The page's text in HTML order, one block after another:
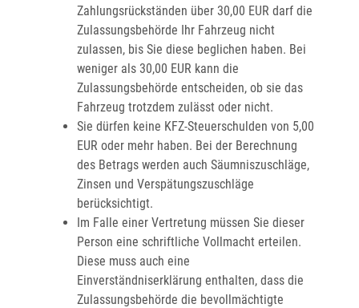
Zahlungsrückständen über 30,00 EUR darf die
Zulassungsbehörde Ihr Fahrzeug nicht
zulassen, bis Sie diese beglichen haben. Bei
weniger als 30,00 EUR kann die
Zulassungsbehörde entscheiden, ob sie das
Fahrzeug trotzdem zulässt oder nicht.
Sie dürfen keine KFZ-Steuerschulden von 5,00
EUR oder mehr haben. Bei der Berechnung
des Betrags werden auch Säumniszuschläge,
Zinsen und Verspätungszuschläge
berücksichtigt.
Im Falle einer Vertretung müssen Sie dieser
Person eine schriftliche Vollmacht erteilen.
Diese muss auch eine
Einverständniserklärung enthalten, dass die
Zulassungsbehörde die bevollmächtigte